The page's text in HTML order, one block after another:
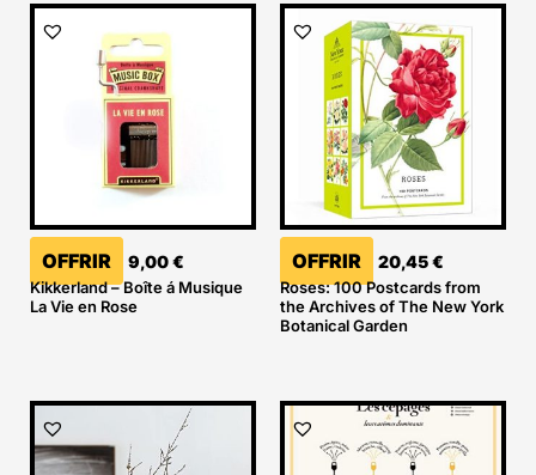
OFFRIR 9,00€
Kikkerland – Boîte á Musique
La Vie en Rose
OFFRIR 20,45€
Roses: 100 Postcards from
the Archives of The New York
Botanical Garden